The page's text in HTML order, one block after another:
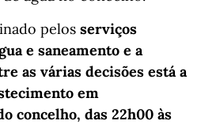
pelos serviços
e saneamento e a
as várias decisões está a
em
concelho, das 22h00 às